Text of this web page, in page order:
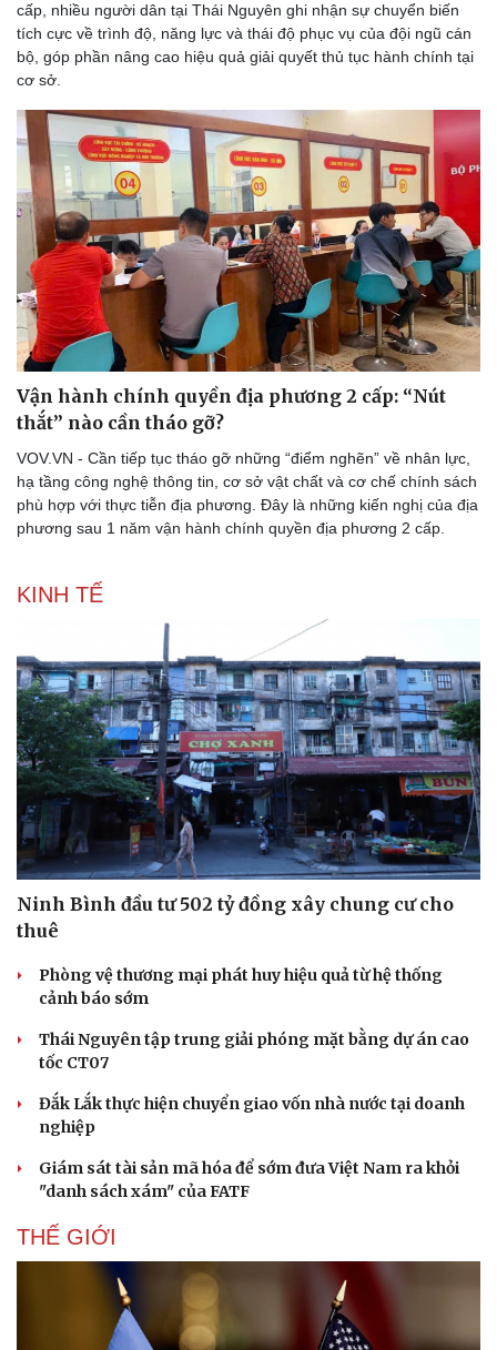
Thể thao
Bóng đá
Thế giới thể thao
eSports
Ô tô - Xe máy
Ô tô
cấp, nhiều người dân tại Thái Nguyên ghi nhận sự chuyển biến
tích cực về trình độ, năng lực và thái độ phục vụ của đội ngũ cán
bộ, góp phần nâng cao hiệu quả giải quyết thủ tục hành chính tại
cơ sở.
Vận hành chính quyền địa phương 2 cấp: “Nút
thắt” nào cần tháo gỡ?
VOV.VN - Cần tiếp tục tháo gỡ những “điểm nghẽn” về nhân lực,
hạ tầng công nghệ thông tin, cơ sở vật chất và cơ chế chính sách
phù hợp với thực tiễn địa phương. Đây là những kiến nghị của địa
phương sau 1 năm vận hành chính quyền địa phương 2 cấp.
KINH TẾ
Ninh Bình đầu tư 502 tỷ đồng xây chung cư cho
thuê
Phòng vệ thương mại phát huy hiệu quả từ hệ thống
cảnh báo sớm
Thái Nguyên tập trung giải phóng mặt bằng dự án cao
tốc CT07
Đắk Lắk thực hiện chuyển giao vốn nhà nước tại doanh
nghiệp
Giám sát tài sản mã hóa để sớm đưa Việt Nam ra khỏi
"danh sách xám" của FATF
THẾ GIỚI